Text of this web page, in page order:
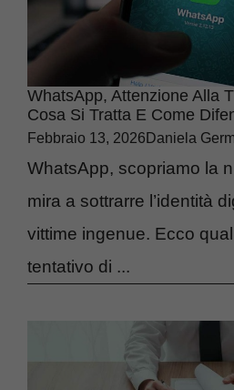
WhatsApp, Attenzione Alla
Cosa Si Tratta E Come
Febbraio 13, 2026 Daniela
WhatsApp, scopriamo la
mira a sottrarre l’identità
vittime ingenue. Ecco
tentativo di ...